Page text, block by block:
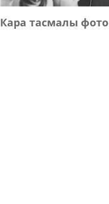
Кара тасмалы фото